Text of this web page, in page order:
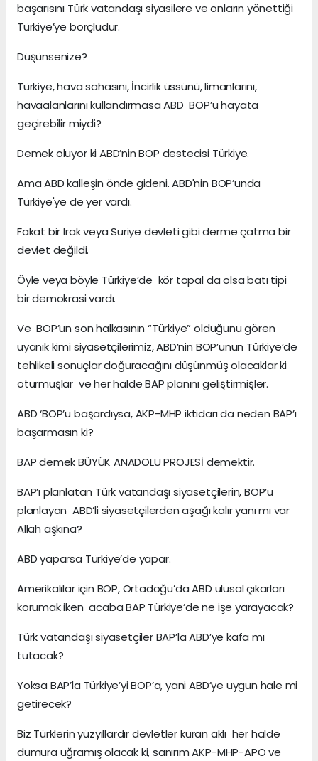
başarısını Türk vatandaşı siyasilere ve onların yönettiği
Türkiye’ye borçludur.
Düşünsenize?
Türkiye, hava sahasını, İncirlik üssünü, limanlarını,
havaalanlarını kullandırmasa ABD BOP’u hayata
geçirebilir miydi?
Demek oluyor ki ABD’nin BOP destecisi Türkiye.
Ama ABD kalleşin önde gideni. ABD'nin BOP’unda
Türkiye'ye de yer vardı.
Fakat bir Irak veya Suriye devleti gibi derme çatma bir
devlet değildi.
Öyle veya böyle Türkiye’de kör topal da olsa batı tipi
bir demokrasi vardı.
Ve BOP’un son halkasının “Türkiye” olduğunu gören
uyanık kimi siyasetçilerimiz, ABD’nin BOP’unun Türkiye’de
tehlikeli sonuçlar doğuracağını düşünmüş olacaklar ki
oturmuşlar ve her halde BAP planını geliştirmişler.
ABD ‘BOP’u başardıysa, AKP-MHP iktidarı da neden BAP’ı
başarmasın ki?
BAP demek BÜYÜK ANADOLU PROJESİ demektir.
BAP’ı planlatan Türk vatandaşı siyasetçilerin, BOP’u
planlayan ABD’li siyasetçilerden aşağı kalır yanı mı var
Allah aşkına?
ABD yaparsa Türkiye’de yapar.
Amerikalılar için BOP, Ortadoğu’da ABD ulusal çıkarları
korumak iken acaba BAP Türkiye’de ne işe yarayacak?
Türk vatandaşı siyasetçiler BAP’la ABD’ye kafa mı
tutacak?
Yoksa BAP’la Türkiye’yi BOP’a, yani ABD’ye uygun hale mi
getirecek?
Biz Türklerin yüzyıllardır devletler kuran aklı her halde
dumura uğramış olacak ki, sanırım AKP-MHP-APO ve